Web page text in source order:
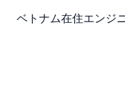
ベトナム在住エンジ